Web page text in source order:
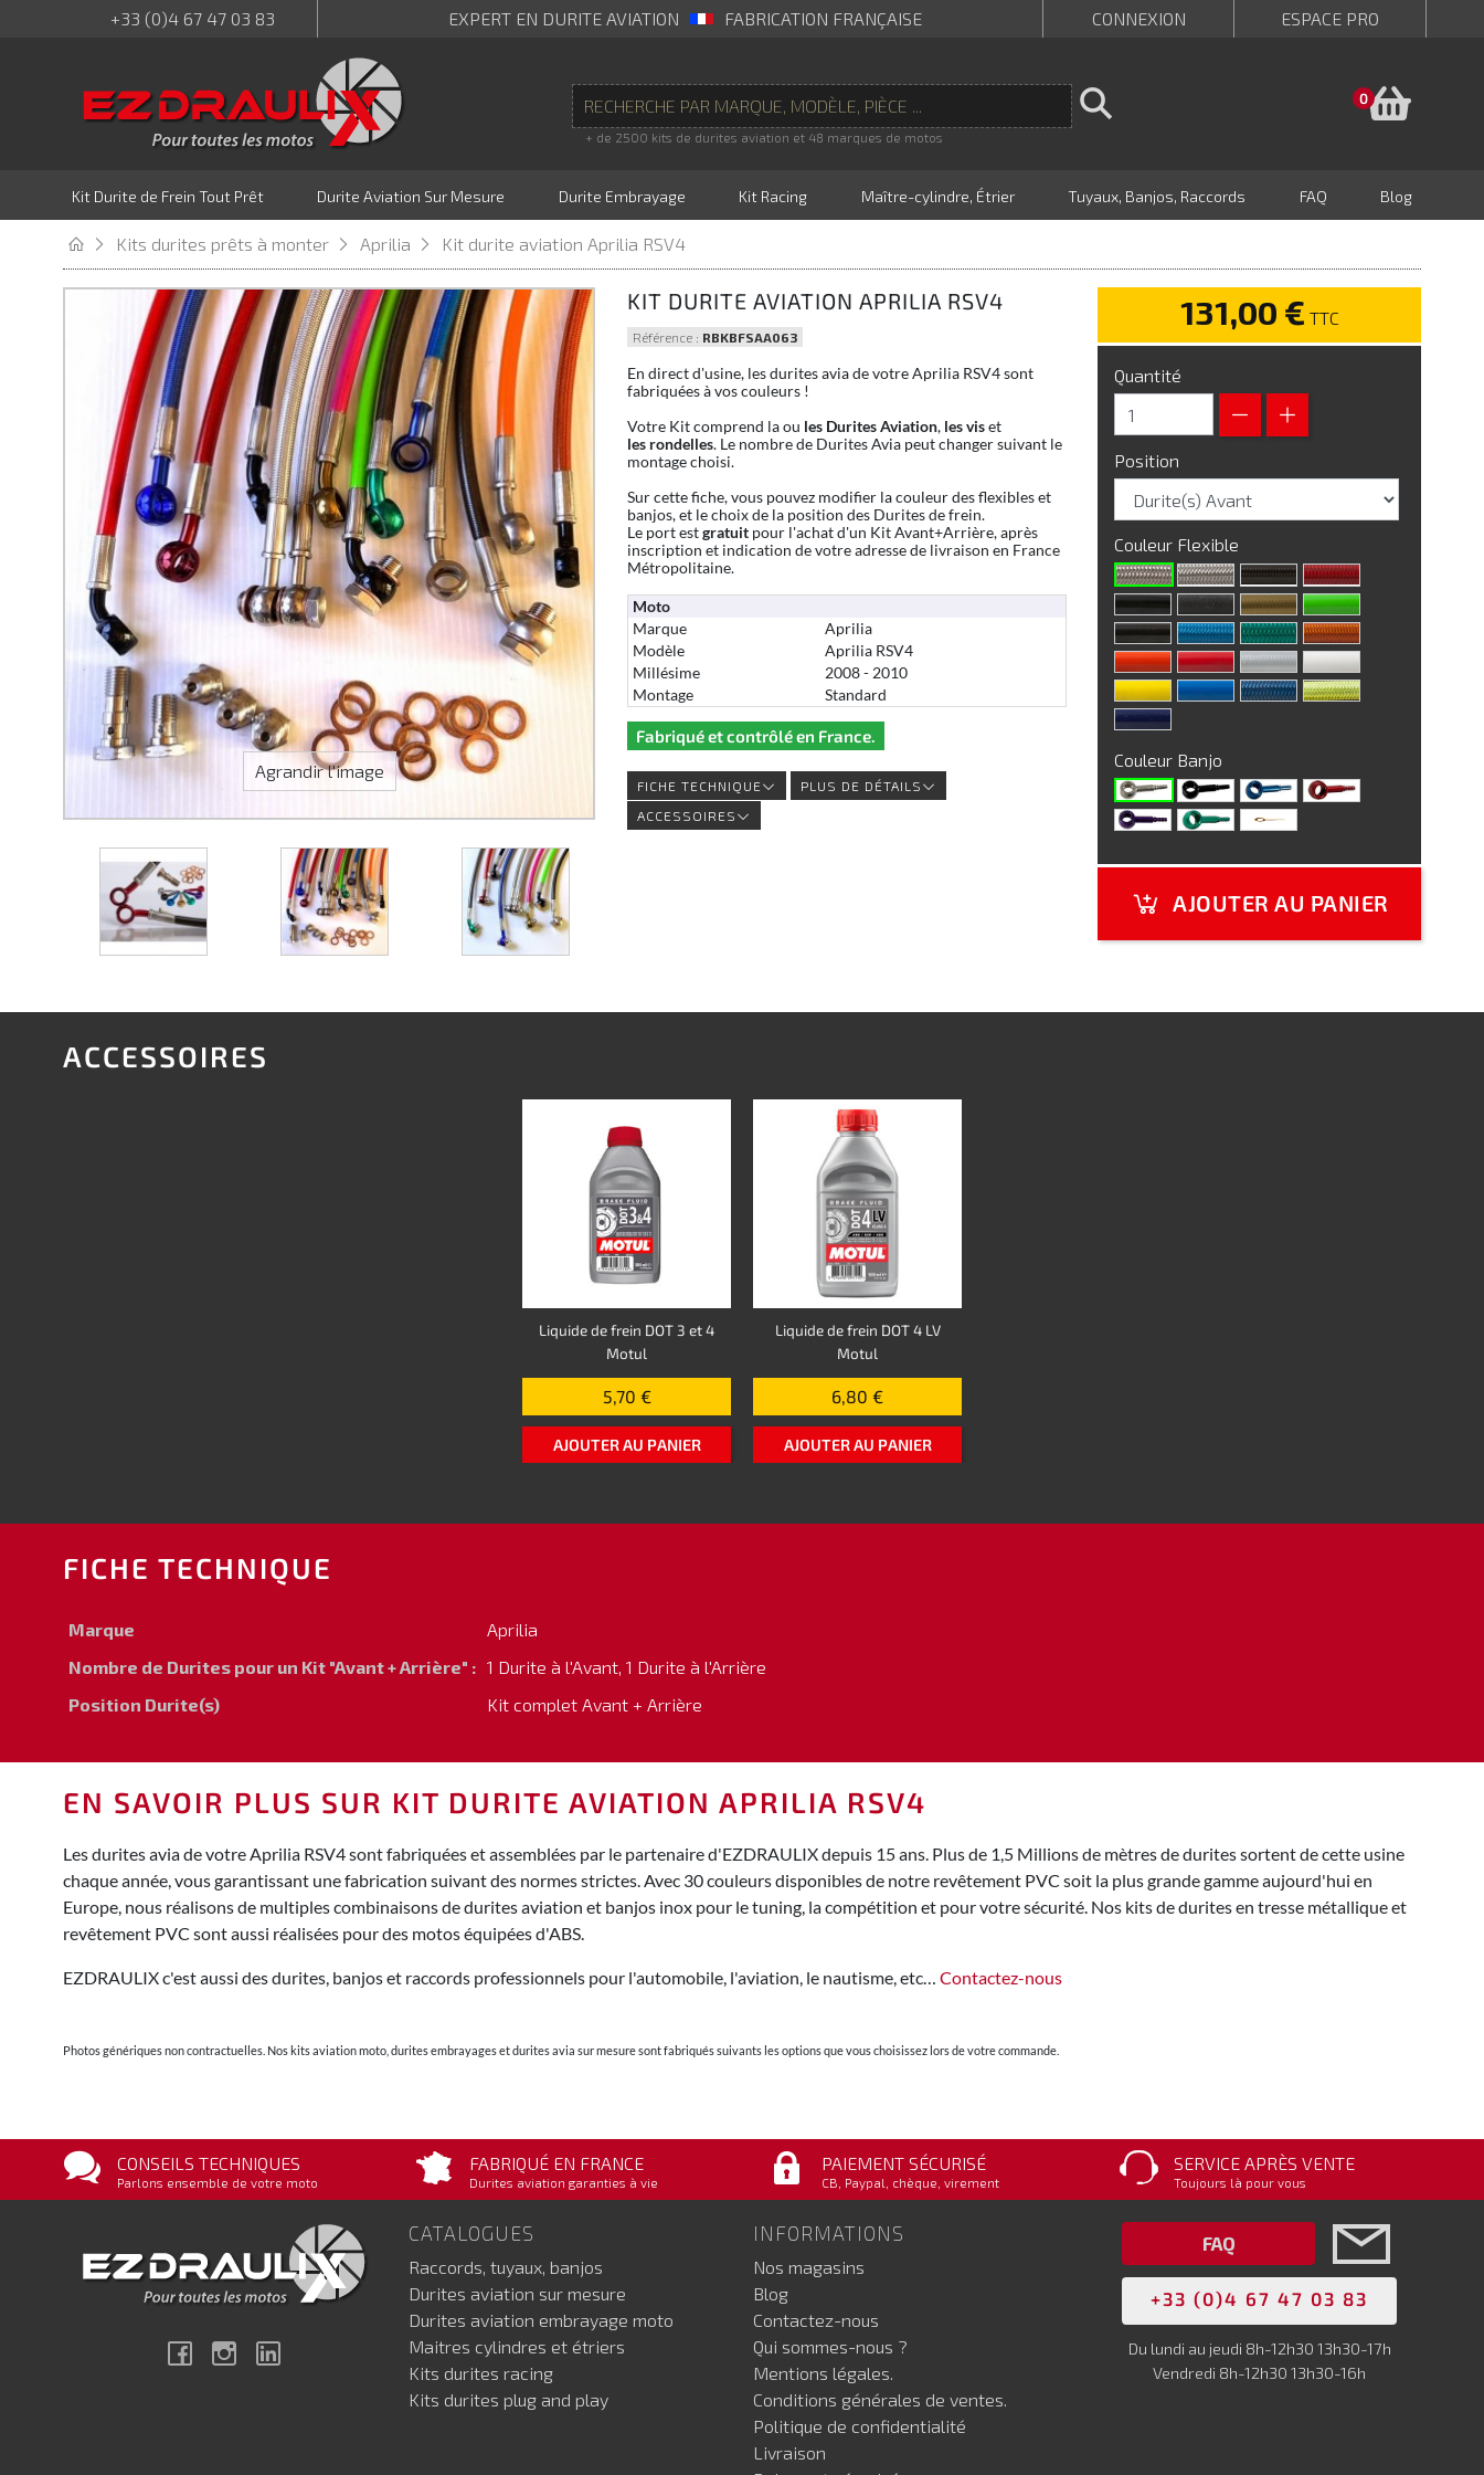
+33 (0)4 67 47 03 83 EXPERT EN DURITE AVIATION FABRICATION FRANÇAISE CONNEXION ESPACE PRO
+ de 2500 kits de durites aviation et 48 marques de motos
0
Kit Durite de Frein Tout Prêt Durite Aviation Sur Mesure Durite Embrayage Kit Racing Maître-cylindre, Étrier Tuyaux, Banjos, Raccords FAQ Blog
Kits durites prêts à monter Aprilia Kit durite aviation Aprilia RSV4
Agrandir l'image
KIT DURITE AVIATION APRILIA RSV4
Référence : RBKBFSAA063
En direct d'usine, les durites avia de votre Aprilia RSV4 sont
fabriquées à vos couleurs !
Votre Kit comprend la ou les Durites Aviation, les viset
les rondelles. Le nombre de Durites Avia peut changer suivant le
montage choisi.
Sur cette fiche, vous pouvez modifier la couleur des flexibles et
banjos, et le choix de la position des Durites de frein.
Le port estgratuitpour l'achat d'un Kit Avant+Arrière, après
inscription et indication de votre adresse de livraison en France
Métropolitaine.
Moto
Marque
Aprilia
Modèle
Aprilia RSV4
Millésime
2008 - 2010
Montage
Standard
Fabriqué et contrôlé en France.
FICHE TECHNIQUE
PLUS DE DÉTAILS
ACCESSOIRES
131,00 € TTC
Quantité
Position
Couleur Flexible
Couleur Banjo
AJOUTER AU PANIER
ACCESSOIRES
Liquide de frein DOT 3 et 4
Motul
5,70 €
AJOUTER AU PANIER
Liquide de frein DOT 4 LV
Motul
6,80 €
AJOUTER AU PANIER
FICHE TECHNIQUE
Marque
Aprilia
Nombre de Durites pour un Kit "Avant + Arrière" : 1 Durite à l'Avant, 1 Durite à l'Arrière
Position Durite(s)
Kit complet Avant + Arrière
EN SAVOIR PLUS SUR KIT DURITE AVIATION APRILIA RSV4
Les durites avia de votre Aprilia RSV4 sont fabriquées et assemblées par le partenaire d'EZDRAULIX depuis 15 ans. Plus de 1,5 Millions de mètres de durites sortent de cette usine
chaque année, vous garantissant une fabrication suivant des normes strictes. Avec 30 couleurs disponibles de notre revêtement PVC soit la plus grande gamme aujourd'hui en
Europe, nous réalisons de multiples combinaisons de durites aviation et banjos inox pour le tuning, la compétition et pour votre sécurité. Nos kits de durites en tresse métallique et
revêtement PVC sont aussi réalisées pour des motos équipées d'ABS.
EZDRAULIX c'est aussi des durites, banjos et raccords professionnels pour l'automobile, l'aviation, le nautisme, etc… Contactez-nous
Photos génériques non contractuelles. Nos kits aviation moto, durites embrayages et durites avia sur mesure sont fabriqués suivants les options que vous choisissez lors de votre commande.
CONSEILS TECHNIQUES
Parlons ensemble de votre moto
FABRIQUÉ EN FRANCE
Durites aviation garanties à vie
PAIEMENT SÉCURISÉ
CB, Paypal, chèque, virement
SERVICE APRÈS VENTE
Toujours là pour vous
FacebookInstagram
CATALOGUES
Raccords, tuyaux, banjos
Durites aviation sur mesure
Durites aviation embrayage moto
Maitres cylindres et étriers
Kits durites racing
Kits durites plug and play
INFORMATIONS
Nos magasins
Blog
Contactez-nous
Qui sommes-nous ?
Mentions légales.
Conditions générales de ventes.
Politique de confidentialité
Livraison
FAQ
+33 (0)4 67 47 03 83
Du lundi au jeudi 8h-12h30 13h30-17h
Vendredi 8h-12h30 13h30-16h